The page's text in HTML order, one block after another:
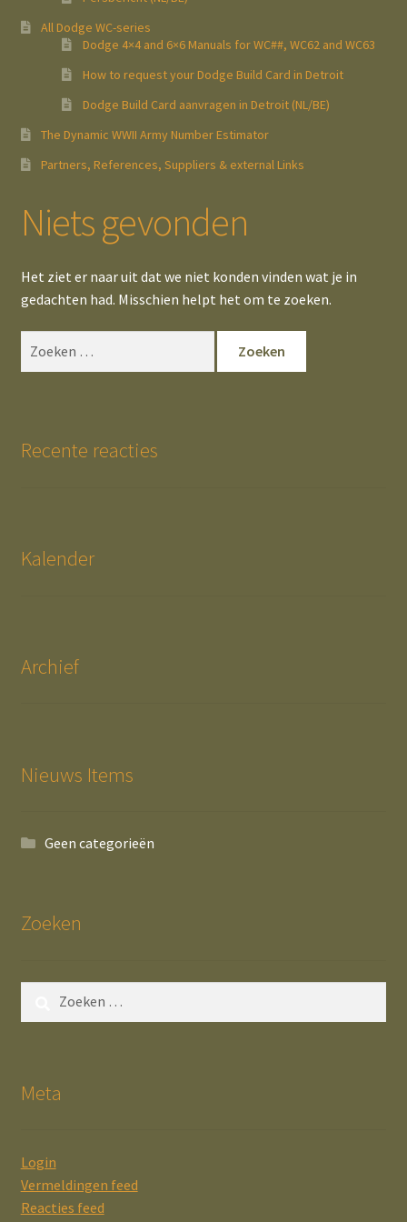
All Dodge WC-series
Dodge 4×4 and 6×6 Manuals for WC##, WC62 and WC63
How to request your Dodge Build Card in Detroit
Dodge Build Card aanvragen in Detroit (NL/BE)
The Dynamic WWII Army Number Estimator
Partners, References, Suppliers & external Links
Niets gevonden
Het ziet er naar uit dat we niet konden vinden wat je in
gedachten had. Misschien helpt het om te zoeken.
Recente reacties
Kalender
Archief
Nieuws Items
Geen categorieën
Zoeken
Meta
Login
Vermeldingen feed
Reacties feed